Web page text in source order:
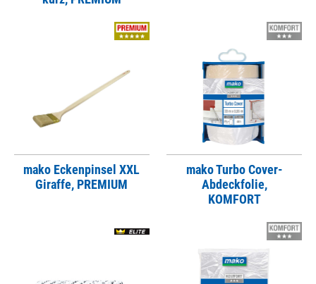
mako Eckenpinsel XXL
Giraffe, PREMIUM
mako Turbo Cover-
Abdeckfolie,
KOMFORT